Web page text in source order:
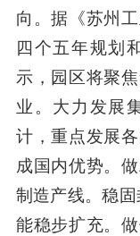
向。据《苏州
四个五年规划
示，园区将聚
业。大力发展
计，重点发展
成国内优势。
制造产线。稳
能稳步扩充。